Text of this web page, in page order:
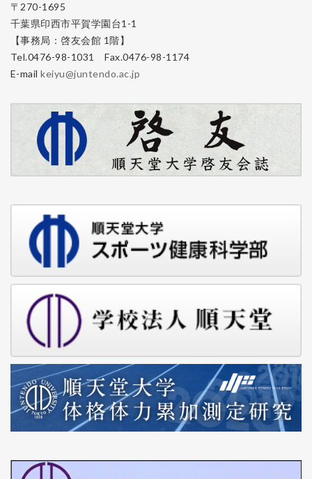
〒270-1695
千葉県印西市平賀学園台1-1
【事務局：啓友会館 1階】
Tel.0476-98-1031 Fax.0476-98-1174
E-mailkeiyu@juntendo.ac.jp